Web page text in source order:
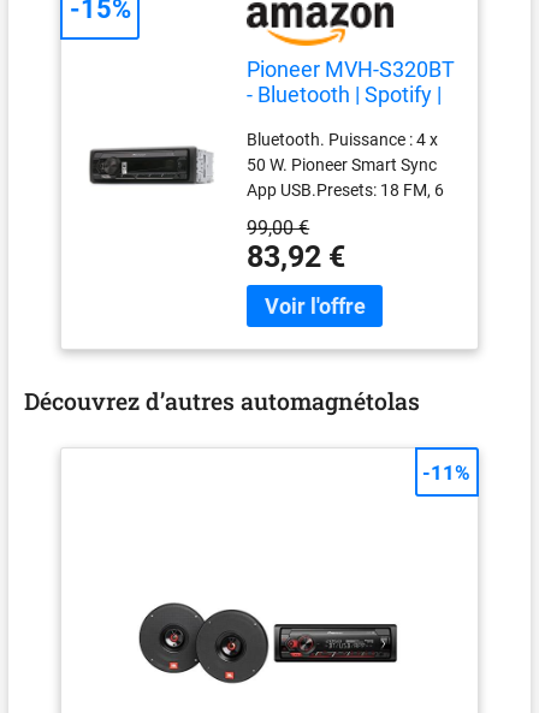
Pioneer MVH-S320BT
- Bluetooth | Spotify |
Autoradio
Bluetooth. Puissance : 4 x
50 W. Pioneer Smart Sync
App USB.Presets: 18 FM, 6
AM Compatible iOS et
Android.
99,00 €
83,92 €
-15%
Découvrez d’autres automagnétolas
-11%